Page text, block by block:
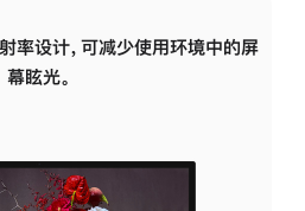
率设计，可减少使用环境中的屏
幕眩光。